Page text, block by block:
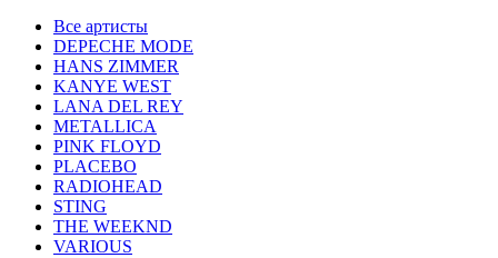
Все артисты
DEPECHE MODE
HANS ZIMMER
KANYE WEST
LANA DEL REY
METALLICA
PINK FLOYD
PLACEBO
RADIOHEAD
STING
THE WEEKND
VARIOUS